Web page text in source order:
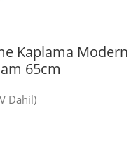
Kaplama Modern
65cm
Dahil)